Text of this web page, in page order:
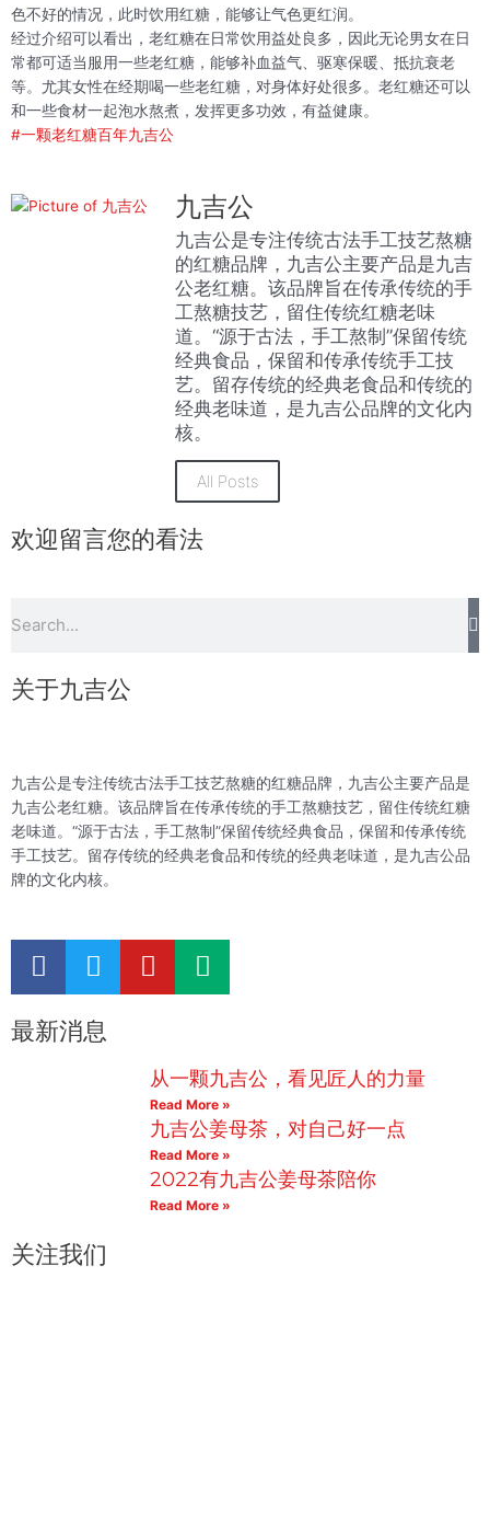
色不好的情况，此时饮用红糖，能够让气色更红润。
经过介绍可以看出，老红糖在日常饮用益处良多，因此无论男女在日
常都可适当服用一些老红糖，能够补血益气、驱寒保暖、抵抗衰老
等。尤其女性在经期喝一些老红糖，对身体好处很多。老红糖还可以
和一些食材一起泡水熬煮，发挥更多功效，有益健康。
#一颗老红糖百年九吉公
九吉公
九吉公是专注传统古法手工技艺熬糖
的红糖品牌，九吉公主要产品是九吉
公老红糖。该品牌旨在传承传统的手
工熬糖技艺，留住传统红糖老味
道。“源于古法，手工熬制”保留传统
经典食品，保留和传承传统手工技
艺。留存传统的经典老食品和传统的
经典老味道，是九吉公品牌的文化内
核。
All Posts
欢迎留言您的看法
关于九吉公
九吉公是专注传统古法手工技艺熬糖的红糖品牌，九吉公主要产品是
九吉公老红糖。该品牌旨在传承传统的手工熬糖技艺，留住传统红糖
老味道。“源于古法，手工熬制”保留传统经典食品，保留和传承传统
手工技艺。留存传统的经典老食品和传统的经典老味道，是九吉公品
牌的文化内核。
F
a
e
T
w
t
Y
o
u
b
e
M
e
u
m
最新消息
从一颗九吉公，看见匠人的力量
Read More »
九吉公姜母茶，对自己好一点
Read More »
2022有九吉公姜母茶陪你
Read More »
关注我们